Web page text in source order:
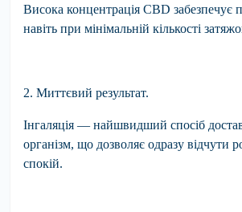
Висока концентрація CBD забезпечує
навіть при мінімальній кількості
2. Миттєвий результат.
Інгаляція — найшвидший спосіб
організм, що дозволяє одразу відчути
спокій.